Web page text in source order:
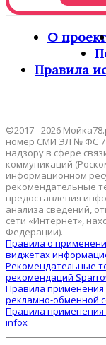
О
Правила
©2017 - 2026
номер СМИ ЭЛ № ФС
надзору в сфере
коммуникаций
информационном
рекомендательные
предоставления
анализа сведений,
сети «Интернет»,
Федерации).
Правила о
виджетах
Рекомендательные
рекомендаций
Правила применения
рекламно-обменной
Правила применения
infox